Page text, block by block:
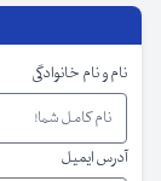
نام و نام خانوادگی
آدرس ایمیل